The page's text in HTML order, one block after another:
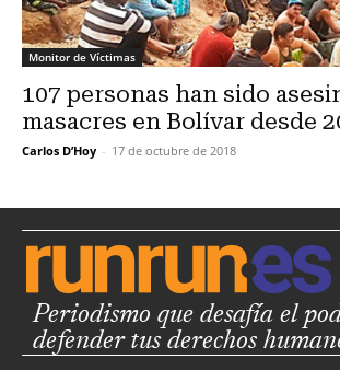
Monitor de Víctimas
107 personas han sido
masacres en Bolívar desde
Carlos D’Hoy - 17 de octubre de 2018
Periodismo que desafía el
defender tus derechos